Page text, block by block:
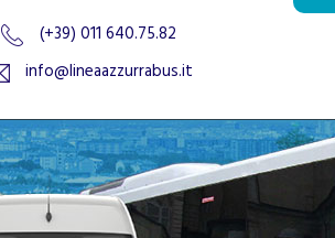
(+39) 011 640.75.82
info@lineaazzurrabus.it